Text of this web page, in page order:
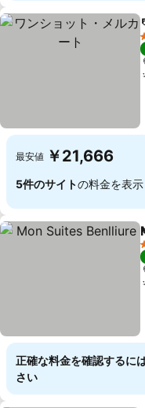
最安値 ￥21,666
5件のサイトの料金を表示
正確な料金を確認するに
さい